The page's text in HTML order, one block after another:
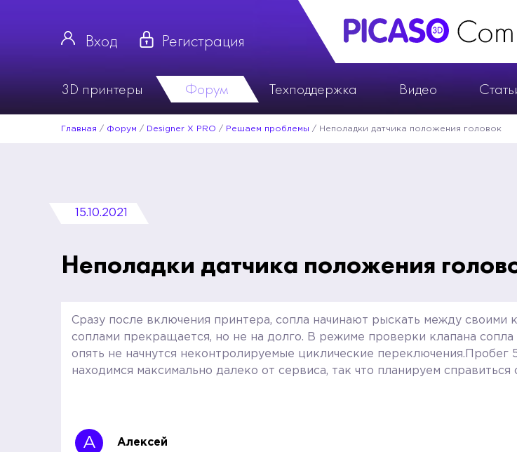
Вход Регистрация
3D принтеры Форум Техподдержка Видео
Главная / Форум / Designer X PRO / Решаем проблемы / Неполадки датчика положения головок
15.10.2021
Неполадки датчика положения
Сразу после включения принтера, сопла начинают рыскать между своими
соплами прекращается, но не на долго. В режиме проверки клапана
опять не начнутся неконтролируемые циклические переключения.Пробег
находимся максимально далеко от сервиса, так что планируем
А Алексей